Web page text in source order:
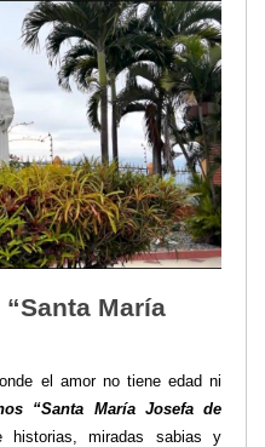
María
el amor no tiene edad ni
“Santa María Josefa de
historias, miradas sabias y